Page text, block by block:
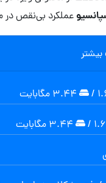
عملکرد بی‌نقص در
بیشتر
/
/